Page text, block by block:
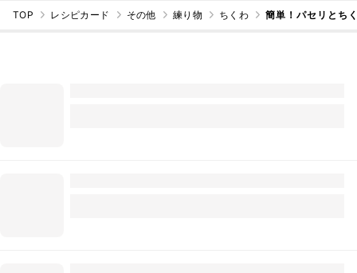
TOP レシピカード その他 練り物 ちくわ 簡単！パセリとち